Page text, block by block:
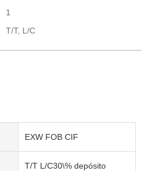
1
T/T, L/C
EXW FOB CIF
T/T L/C30\% depósito